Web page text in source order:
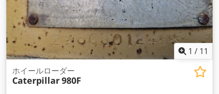
1 / 11
ホイールローダー
Caterpillar980F